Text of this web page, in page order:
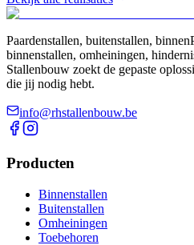
Paardenstallen, buitenstallen,
binnenstallen, omheiningen,
Stallenbouw zoekt de gepaste
die jij nodig hebt.
info@rhstallenbouw.be
Producten
Binnenstallen
Buitenstallen
Omheiningen
Toebehoren